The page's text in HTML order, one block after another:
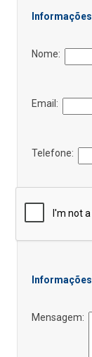
Nome:
Email:
Telefone:
Mensagem: